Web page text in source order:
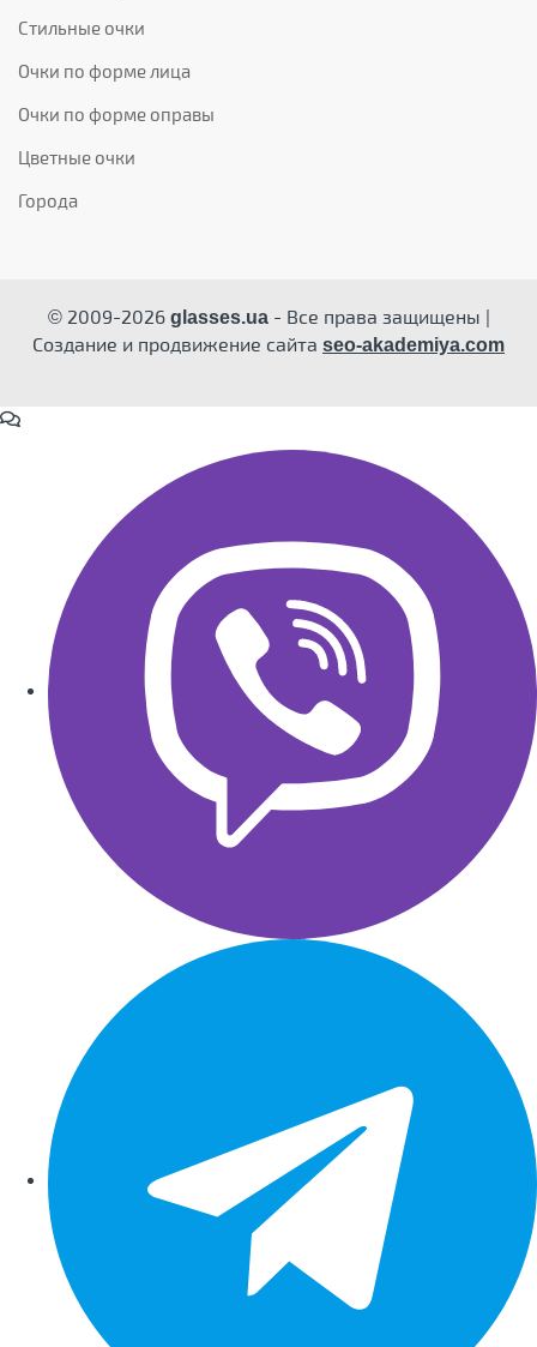
Стильные очки
Очки по форме лица
Очки по форме оправы
Цветные очки
Города
© 2009-2026glasses.ua- Все права защищены |
Создание и продвижение сайта seo-akademiya.com